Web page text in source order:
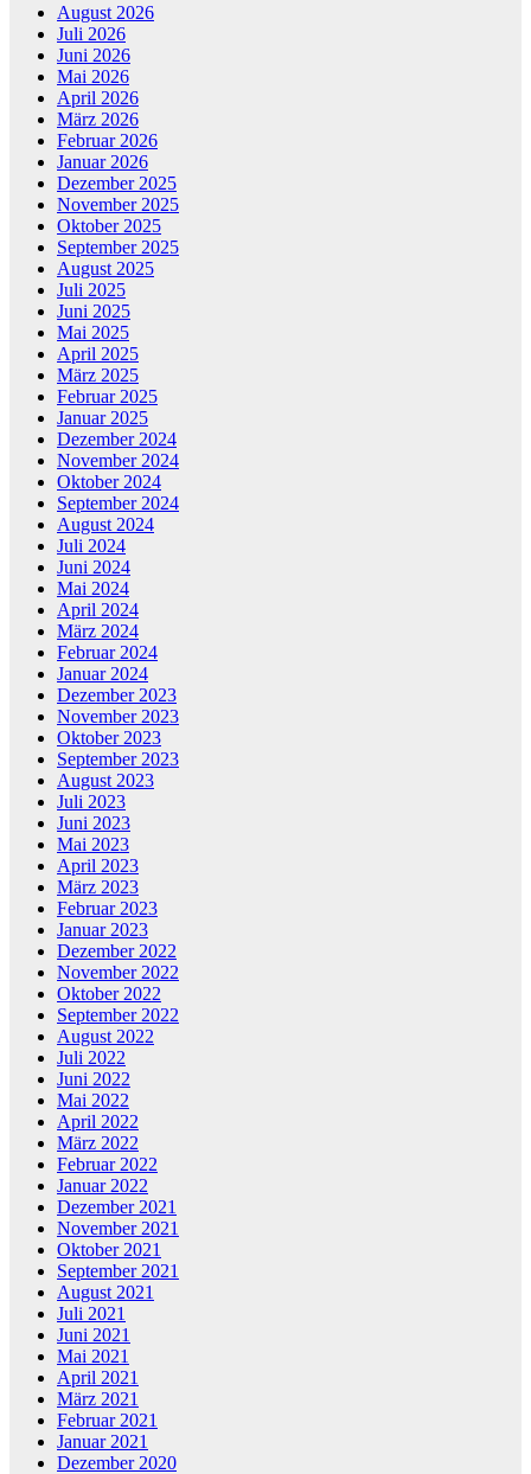
August 2026
Juli 2026
Juni 2026
Mai 2026
April 2026
März 2026
Februar 2026
Januar 2026
Dezember 2025
November 2025
Oktober 2025
September 2025
August 2025
Juli 2025
Juni 2025
Mai 2025
April 2025
März 2025
Februar 2025
Januar 2025
Dezember 2024
November 2024
Oktober 2024
September 2024
August 2024
Juli 2024
Juni 2024
Mai 2024
April 2024
März 2024
Februar 2024
Januar 2024
Dezember 2023
November 2023
Oktober 2023
September 2023
August 2023
Juli 2023
Juni 2023
Mai 2023
April 2023
März 2023
Februar 2023
Januar 2023
Dezember 2022
November 2022
Oktober 2022
September 2022
August 2022
Juli 2022
Juni 2022
Mai 2022
April 2022
März 2022
Februar 2022
Januar 2022
Dezember 2021
November 2021
Oktober 2021
September 2021
August 2021
Juli 2021
Juni 2021
Mai 2021
April 2021
März 2021
Februar 2021
Januar 2021
Dezember 2020